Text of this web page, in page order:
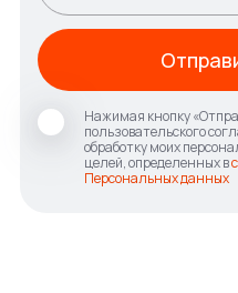
Нажимая кнопку
пользовательского
обработку моих
целей, определенных в
Персональных данных